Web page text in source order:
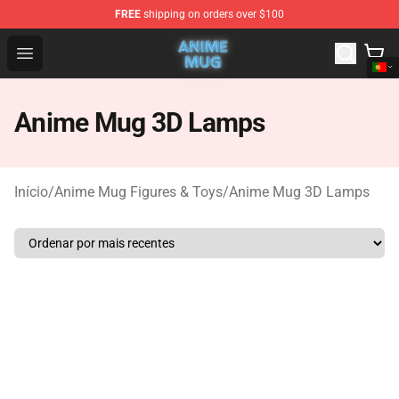
FREE shipping on orders over $100
Open menu
Anime Mug Shop - The Best Store of Anime Mug
Anime Mug 3D Lamps
Início/Anime Mug Figures & Toys/Anime Mug 3D Lamps